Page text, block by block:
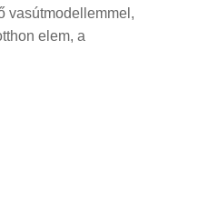
vasútmodellemmel,
elem, a